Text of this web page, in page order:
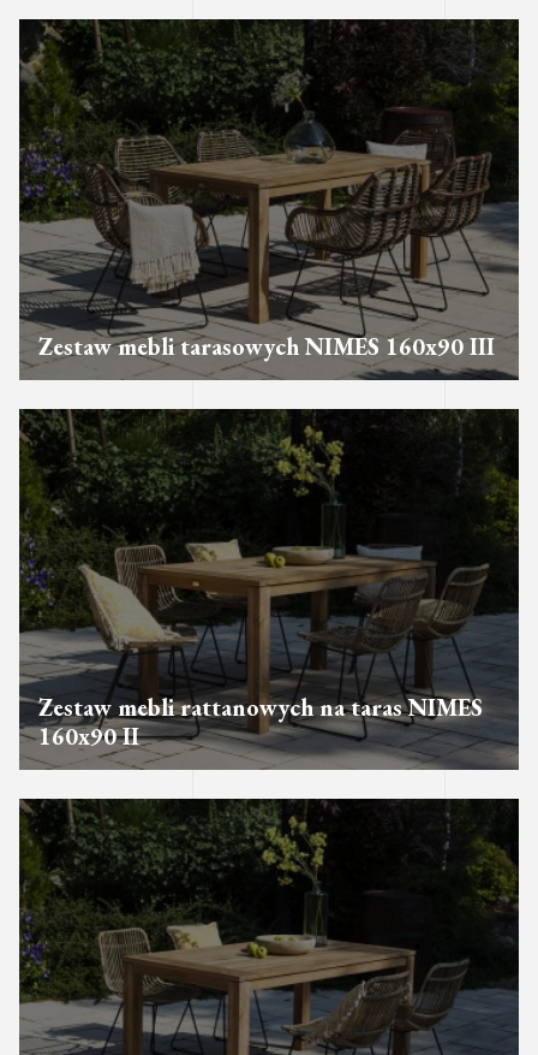
Zestaw mebli tarasowych NIMES 160x90 III
Zestaw mebli rattanowych na taras NIMES
160x90 II